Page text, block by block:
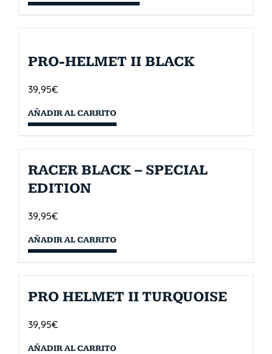
PRO-HELMET II BLACK
39,95€
AÑADIR AL CARRITO
RACER BLACK – SPECIAL
EDITION
39,95€
AÑADIR AL CARRITO
PRO HELMET II TURQUOISE
39,95€
AÑADIR AL CARRITO